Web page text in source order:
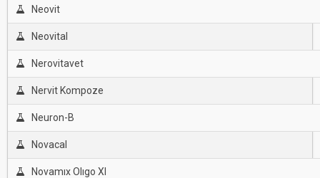
Neovit
Neovital
Nerovitavet
Nervit Kompoze
Neuron-B
Novacal
Novamıx Olıgo Xl